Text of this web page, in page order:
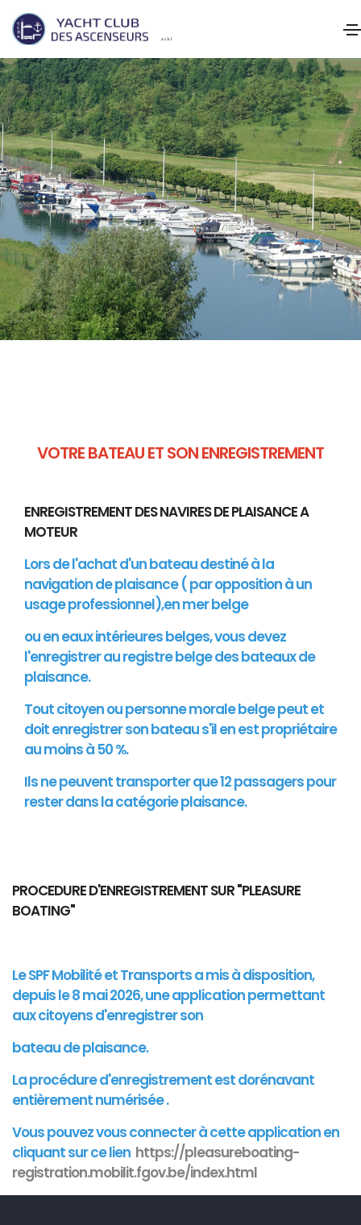
VOTRE BATEAU ET SON ENREGISTREMENT
ENREGISTREMENT DES NAVIRES DE PLAISANCE A
MOTEUR
Lors de l'achat d'un bateau destiné à la
navigation de plaisance ( par opposition à un
usage professionnel),en mer belge
ou en eaux intérieures belges, vous devez
l'enregistrer au registre belge des bateaux de
plaisance.
Tout citoyen ou personne morale belge peut et
doit enregistrer son bateau s'il en est propriétaire
au moins à 50 %.
Ils ne peuvent transporter que 12 passagers pour
rester dans la catégorie plaisance.
PROCEDURE D'ENREGISTREMENT SUR "PLEASURE
BOATING"
Le SPF Mobilité et Transports a mis à disposition,
depuis le 8 mai 2026, une application permettant
aux citoyens d'enregistrer son
bateau de plaisance.
La procédure d'enregistrement est dorénavant
entièrement numérisée .
Vous pouvez vous connecter à cetteapplicationen
cliquant sur ce lien https://pleasureboating-
registration.mobilit.fgov.be/index.html